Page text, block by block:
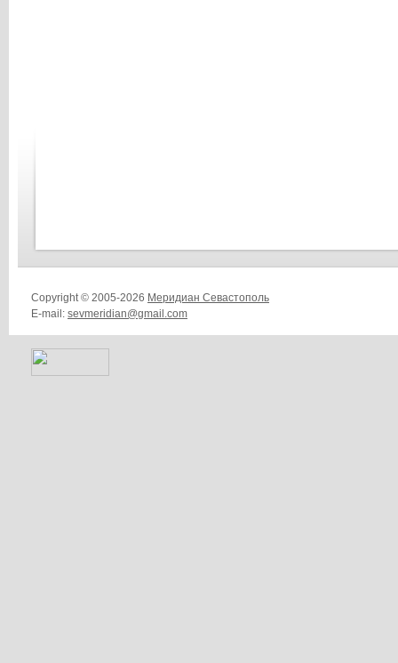
Copyright © 2005-2026 Меридиан Севастополь
E-mail: sevmeridian@gmail.com